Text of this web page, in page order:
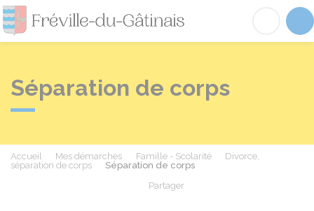
Fréville-du-
Séparation de corps
Accueil Mes démarches Famille - Scolarité
Divorce,
séparation de corps
Séparation de corps
Partager